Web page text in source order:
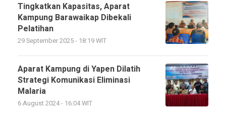
Tingkatkan Kapasitas, Aparat
Kampung Barawaikap Dibekali
Pelatihan
29 September 2025 - 18:19 WIT
Aparat Kampung di Yapen Dilatih
Strategi Komunikasi Eliminasi
Malaria
6 August 2024 - 16:04 WIT